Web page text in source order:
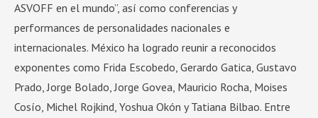
ASVOFF en el mundo”, así como conferencias y
performances de personalidades nacionales e
internacionales. México ha logrado reunir a reconocidos
exponentes como Frida Escobedo, Gerardo Gatica, Gustavo
Prado, Jorge Bolado, Jorge Govea, Mauricio Rocha, Moises
Cosío, Michel Rojkind, Yoshua Okón y Tatiana Bilbao. Entre